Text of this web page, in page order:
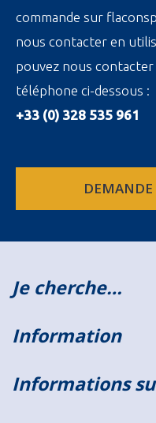
commande sur
nous contacter en
pouvez nous
téléphone ci-dessous :
+33 (0) 328 535 961
DEMANDE
Je cherche…
Information
Informations